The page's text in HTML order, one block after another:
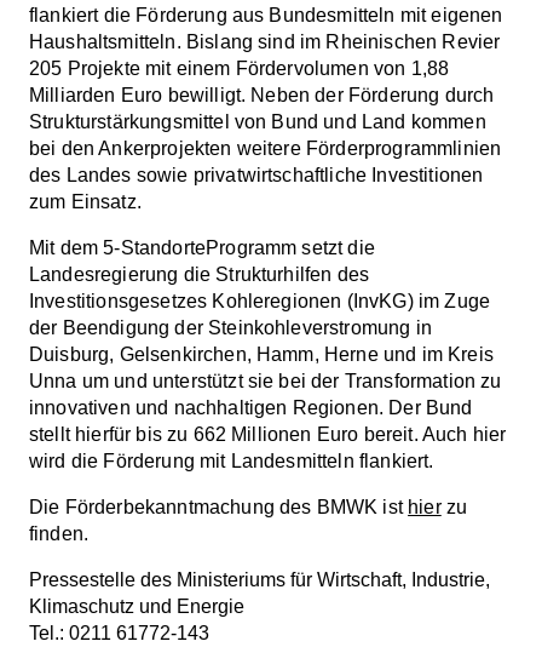
flankiert die Förderung aus Bundesmitteln mit eigenen
Haushaltsmitteln. Bislang sind im Rheinischen Revier
205 Projekte mit einem Fördervolumen von 1,88
Milliarden Euro bewilligt. Neben der Förderung durch
Strukturstärkungsmittel von Bund und Land kommen
bei den Ankerprojekten weitere Förderprogrammlinien
des Landes sowie privatwirtschaftliche Investitionen
zum Einsatz.
Mit dem 5-StandorteProgramm setzt die
Landesregierung die Strukturhilfen des
Investitionsgesetzes Kohleregionen (InvKG) im Zuge
der Beendigung der Steinkohleverstromung in
Duisburg, Gelsenkirchen, Hamm, Herne und im Kreis
Unna um und unterstützt sie bei der Transformation zu
innovativen und nachhaltigen Regionen. Der Bund
stellt hierfür bis zu 662 Millionen Euro bereit. Auch hier
wird die Förderung mit Landesmitteln flankiert.
Die Förderbekanntmachung des BMWK ist hierzu
finden.
Pressestelle des Ministeriums für Wirtschaft, Industrie,
Klimaschutz und Energie
Tel.: 0211 61772-143